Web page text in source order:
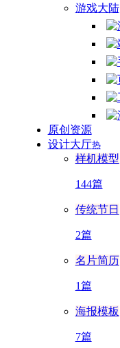
游戏大陆
原创资源
设计大厅热
样机模型
144篇
传统节日
2篇
名片简历
1篇
海报模板
7篇